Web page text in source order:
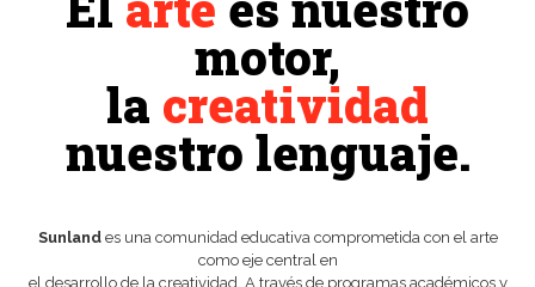
motor,
la creatividad
nuestro lenguaje.
Sunlandes una comunidad educativa comprometida con el arte
como eje central en
el desarrollo de la creatividad. A través de programas académicos y